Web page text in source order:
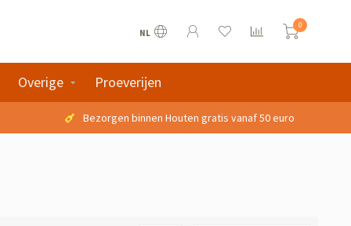
NL
0
Overige Proeverijen
Bezorgen binnen Houten gratis vanaf 50 euro